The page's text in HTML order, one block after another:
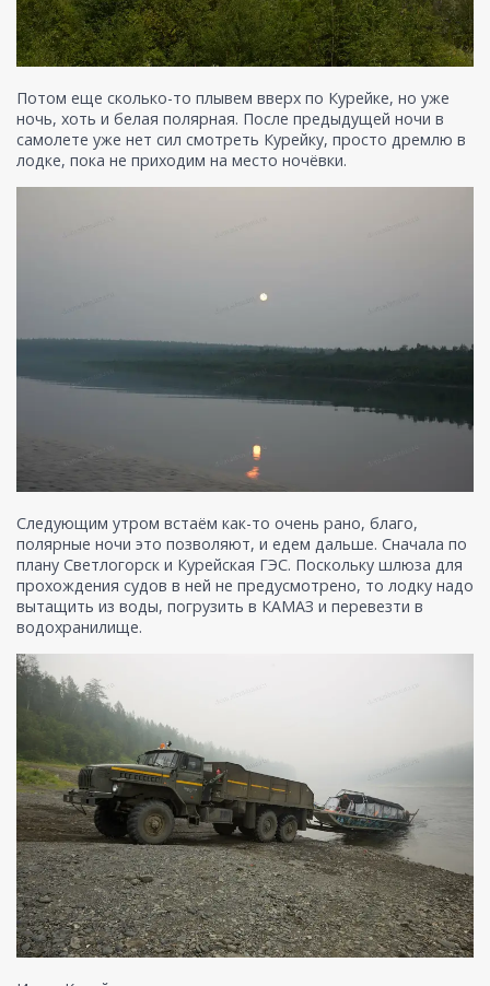
Потом еще сколько-то плывем вверх по Курейке, но уже
ночь, хоть и белая полярная. После предыдущей ночи в
самолете уже нет сил смотреть Курейку, просто дремлю в
лодке, пока не приходим на место ночёвки.
Следующим утром встаём как-то очень рано, благо,
полярные ночи это позволяют, и едем дальше. Сначала по
плану Светлогорск и Курейская ГЭС. Поскольку шлюза для
прохождения судов в ней не предусмотрено, то лодку надо
вытащить из воды, погрузить в КАМАЗ и перевезти в
водохранилище.